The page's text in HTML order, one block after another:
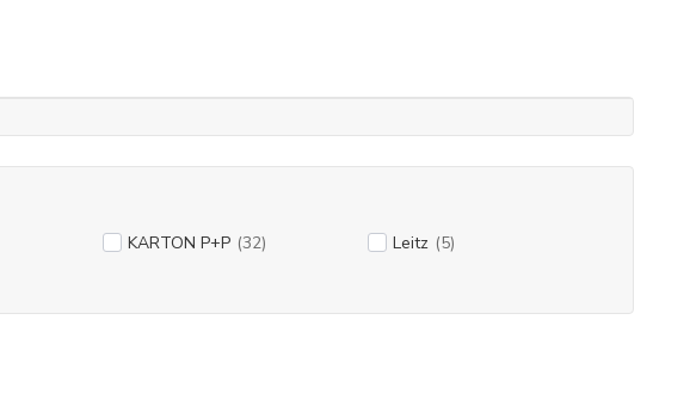
KARTON P+P (32) Leitz (5)